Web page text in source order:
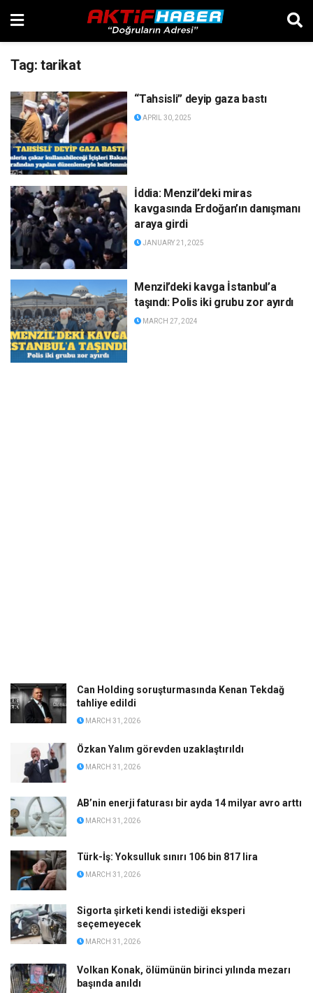
Tag: tarikat
“Tahsisli” deyip gaza bastı
APRIL 30, 2025
İddia: Menzil’deki miras
kavgasında Erdoğan’ın danışmanı
araya girdi
JANUARY 21, 2025
Menzil’deki kavga İstanbul’a
taşındı: Polis iki grubu zor ayırdı
MARCH 27, 2024
Can Holding soruşturmasında Kenan Tekdağ
tahliye edildi
MARCH 31, 2026
Özkan Yalım görevden uzaklaştırıldı
MARCH 31, 2026
AB’nin enerji faturası bir ayda 14 milyar avro arttı
MARCH 31, 2026
Türk-İş: Yoksulluk sınırı 106 bin 817 lira
MARCH 31, 2026
Sigorta şirketi kendi istediği eksperi
seçemeyecek
MARCH 31, 2026
Volkan Konak, ölümünün birinci yılında mezarı
başında anıldı